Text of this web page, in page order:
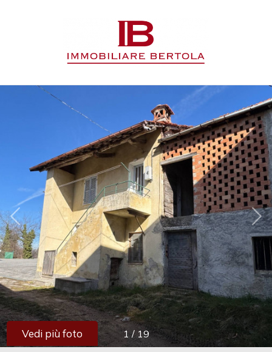
1 / 19
Vedi più foto
IMMOBILI
CONTATTI
Contratto
Vendita
Affitto
Scegli
dove
cercare
Provincia
Comune